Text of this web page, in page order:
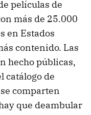
películas de
más de 25.000
en Estados
contenido. Las
hecho públicas,
catálogo de
comparten
que deambular